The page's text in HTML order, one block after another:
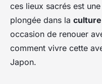
ces lieux sacrés est
plongée dans la
occasion de renouer
comment vivre cette
Japon.